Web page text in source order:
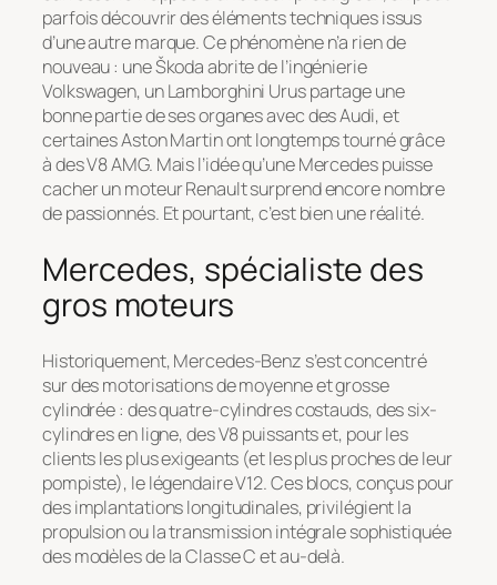
parfois découvrir des éléments techniques issus
d’une autre marque. Ce phénomène n’a rien de
nouveau : une Škoda abrite de l’ingénierie
Volkswagen, un Lamborghini Urus partage une
bonne partie de ses organes avec des Audi, et
certaines Aston Martin ont longtemps tourné grâce
à des V8 AMG. Mais l’idée qu’une Mercedes puisse
cacher un moteur Renault surprend encore nombre
de passionnés. Et pourtant, c’est bien une réalité.
Mercedes, spécialiste des
gros moteurs
Historiquement, Mercedes-Benz s’est concentré
sur des motorisations de moyenne et grosse
cylindrée : des quatre-cylindres costauds, des six-
cylindres en ligne, des V8 puissants et, pour les
clients les plus exigeants (et les plus proches de leur
pompiste), le légendaire V12. Ces blocs, conçus pour
des implantations longitudinales, privilégient la
propulsion ou la transmission intégrale sophistiquée
des modèles de la Classe C et au-delà.